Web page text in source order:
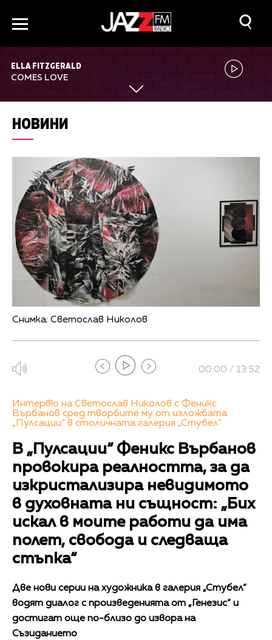
ELLA FITZGERALD
COMES LOVE
НОВИНИ
Снимка: Светослав Николов
00:00 / 13:52
Интервю на Светослав Николов с Феникс
Върбанов сред творбите му от изложбата
„Пулсации“ в столичната галерия „Стубел“
В „Пулсации“ Феникс Върбанов
провокира реалността, за да
изкристализира невидимото
в духовната ни същност: „Бих
искал в моите работи да има
полет, свобода и следваща
стъпка“
Две нови серии на художника в галерия „Стубел“
водят диалог с произведенията от „Генезис“ и
достигат още по-близо до извора на
Съзиданието